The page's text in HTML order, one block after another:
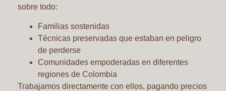
sobre todo:
Familias sostenidas
Técnicas preservadas que estaban en peligro
de perderse
Comunidades empoderadas en diferentes
regiones de Colombia
Trabajamos directamente con ellos, pagando precios